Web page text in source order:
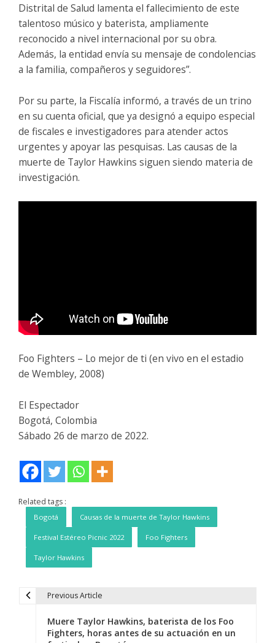
Distrital de Salud lamenta el fallecimiento de este
talentoso músico y baterista, ampliamente
reconocido a nivel internacional por su obra.
Además, la entidad envía su mensaje de condolencias
a la familia, compañeros y seguidores”.
Por su parte, la Fiscalía informó, a través de un trino
en su cuenta oficial, que ya designó a equipo especial
de fiscales e investigadores para atender actos
urgentes y apoyar las pesquisas. Las causas de la
muerte de Taylor Hawkins siguen siendo materia de
investigación.
Foo Fighters – Lo mejor de ti (en vivo en el estadio
de Wembley, 2008)
El Espectador
Bogotá, Colombia
Sábado 26 de marzo de 2022.
Related tags :
Bogotá Causas de la muerte de Taylor Hawkins
Festival Estéreo Picnic 2022 Foo Fighters
Taylor Hawkins
Previous Article
Muere Taylor Hawkins, baterista de los Foo
Fighters, horas antes de su actuación en un